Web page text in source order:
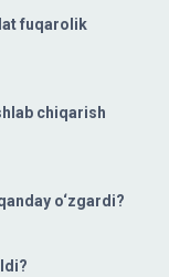
fuqarolik
chiqarish
o‘zgardi?